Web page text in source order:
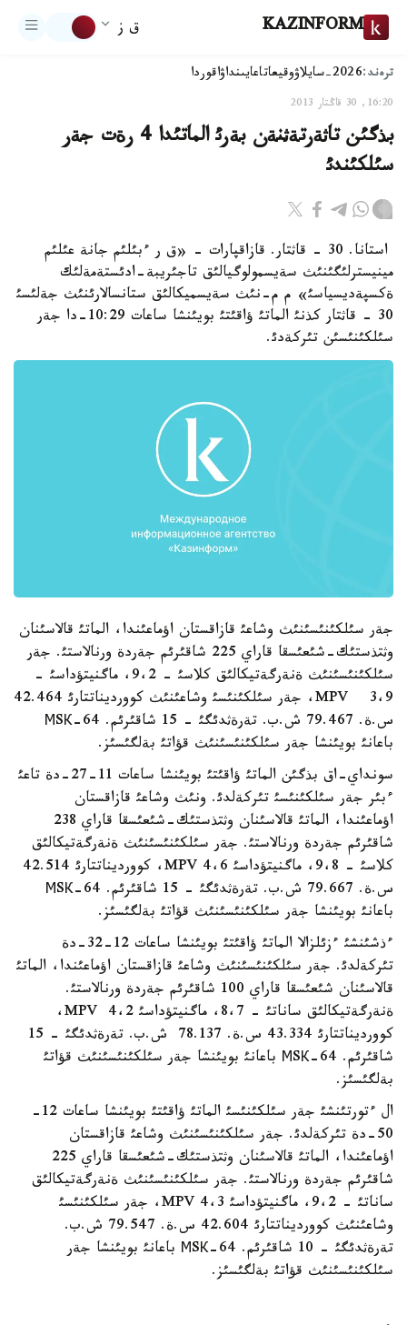
KAZINFORM ق ز
ترەند:2026-سايلاۋ وقيعاتاعايىنداۋاقوردا
16:20, 30 قاڭتار 2013
بذگئن تاثةرتةثنةن بةرئ الماتئدا 4 رةت جةر
سئلكئندئ
استانا. 30 - قاثتار. قازاقپارات - «ق ر ءبئلئم جانة عئلئم
مينيسترلئگئنئث سةيسمولوگيالئق تاجئريبة-ادئستةمةلئك
ةكسپةديسياسئ» م م-نئث سةيسميكالئق ستانسالارئنئث جةلئسئ
30 - قاثتار كذنئ الماتئ ؤاقئتئ بويئنشا ساعات 10:29-دا جةر
سئلكئنئسئن تئركةدئ.
جةر سئلكئنئسئنئث وشاعئ قازاقستان اؤماعئندا، الماتئ قالاسئنان
وثتذستئك-شئعئسقا قاراي 225 شاقئرئم جةردة ورنالاستئ. جةر
سئلكئنئسئنئث ةنةرگةتيكالئق كلاسئ - 9،2، ماگنيتؤداسئ -
MPV 3،9، جةر سئلكئنئسئ وشاعئنئث كوورديناتتارئ 42.464
س.ة. 79.467 ش.ب. تةرةثدئگئ - 15 شاقئرئم. МSК-64
باعانئ بويئنشا جةر سئلكئنئسئنئث قؤاتئ بةلگئسئز.
سونداي-اق بذگئن الماتئ ؤاقئتئ بويئنشا ساعات 11-27-دة تاعئ
ءبئر جةر سئلكئنئسئ تئركةلدئ. ونئث وشاعئ قازاقستان
اؤماعئندا، الماتئ قالاسئنان وثتذستئك-شئعئسقا قاراي 238
شاقئرئم جةردة ورنالاستئ. جةر سئلكئنئسئنئث ةنةرگةتيكالئق
كلاسئ - 9،8، ماگنيتؤداسئ MPV 4،6، كوورديناتتارئ 42.514
س.ة. 79.667 ش.ب. تةرةثدئگئ - 15 شاقئرئم. МSК-64
باعانئ بويئنشا جةر سئلكئنئسئنئث قؤاتئ بةلگئسئز.
ءذشئنشئ ءزئلزالا الماتئ ؤاقئتئ بويئنشا ساعات 12-32-دة
تئركةلدئ. جةر سئلكئنئسئنئث وشاعئ قازاقستان اؤماعئندا، الماتئ
قالاسئنان شئعئسقا قاراي 100 شاقئرئم جةردة ورنالاستئ.
ةنةرگةتيكالئق ساناتئ - 8،7، ماگنيتؤداسئ MPV 4،2،
كوورديناتتارئ 43.334 س.ة. 78.137 ش.ب. تةرةثدئگئ - 15
شاقئرئم. МSК-64 باعانئ بويئنشا جةر سئلكئنئسئنئث قؤاتئ
بةلگئسئز.
ال ءتورتئنشئ جةر سئلكئنئسئ الماتئ ؤاقئتئ بويئنشا ساعات 12-
50-دة تئركةلدئ. جةر سئلكئنئسئنئث وشاعئ قازاقستان
اؤماعئندا، الماتئ قالاسئنان وثتذستئك-شئعئسقا قاراي 225
شاقئرئم جةردة ورنالاستئ. جةر سئلكئنئسئنئث ةنةرگةتيكالئق
ساناتئ - 9،2، ماگنيتؤداسئ MPV 4،3، جةر سئلكئنئسئ
وشاعئنئث كوورديناتتارئ 42.604 س.ة. 79.547 ش.ب.
تةرةثدئگئ - 10 شاقئرئم. МSК-64 باعانئ بويئنشا جةر
سئلكئنئسئنئث قؤاتئ بةلگئسئز.